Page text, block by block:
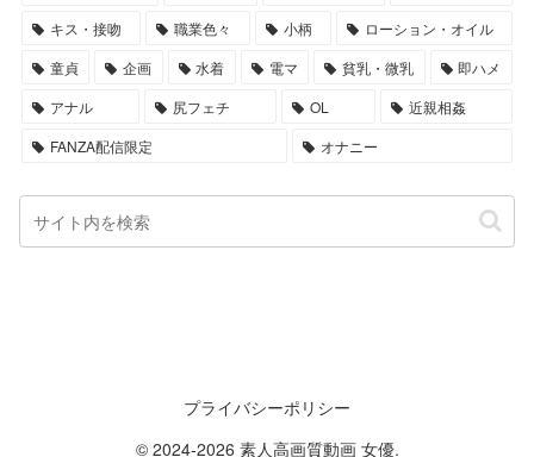
キス・接吻
職業色々 小柄
ローション・オイル
童貞
企画 水着 電マ 貧乳・微乳
即ハメ
アナル
尻フェチ OL
近親相姦
FANZA配信限定
オナニー
プライバシーポリシー
© 2024-2026 素人高画質動画 女優.